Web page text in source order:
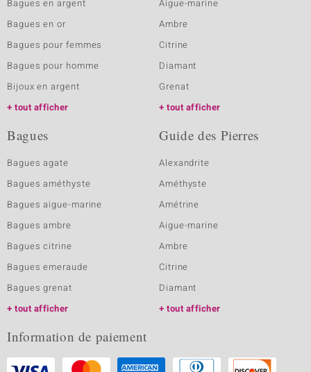
Bagues en argent
Bagues en or
Bagues pour femmes
Bagues pour homme
Bijoux en argent
tout afficher
Aigue-marine
Ambre
Citrine
Diamant
Grenat
tout afficher
Bagues
Bagues agate
Bagues améthyste
Bagues aigue-marine
Bagues ambre
Bagues citrine
Bagues emeraude
Bagues grenat
tout afficher
Guide des Pierres
Alexandrite
Améthyste
Amétrine
Aigue-marine
Ambre
Citrine
Diamant
tout afficher
Information de paiement